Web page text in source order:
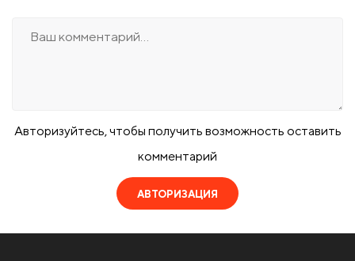
Авторизуйтесь, чтобы получить возможность оставить
комментарий
АВТОРИЗАЦИЯ